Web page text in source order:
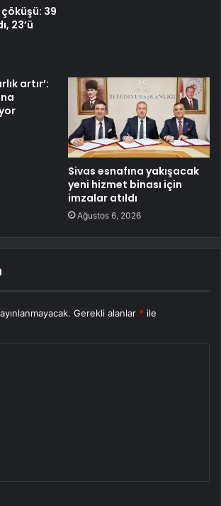
39
23’ü
artır’:
Sivas esnafına yakışacak
yeni hizmet binası için
imzalar atıldı
Ağustos 6, 2026
Gerekli alanlar * ile